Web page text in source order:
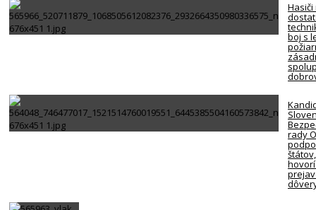
Hasiči
boj s
rady